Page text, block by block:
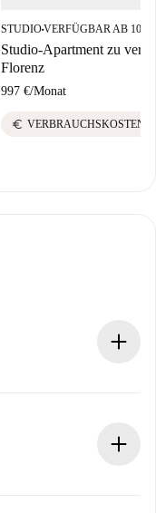
STUDIO■VERFÜGBAR AB 10
Studio-Apartment zu
Florenz
997 €/Monat
euro VERBRAUCHSKOSTEN
im Voraus.